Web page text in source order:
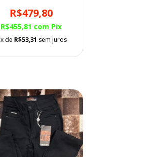
R$479,80
R$455,81 com Pix
x de R$53,31 sem juros